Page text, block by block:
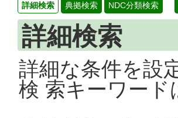
詳細検索 典拠検索 NDC分類検索
詳細検索
詳細な条件を設
検 索キーワード